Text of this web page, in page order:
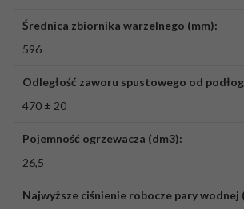
Średnica zbiornika warzelnego (mm):
596
Odległość zaworu spustowego od
470 ± 20
Pojemność ogrzewacza (dm3):
26,5
Najwyższe ciśnienie robocze pary wodnej